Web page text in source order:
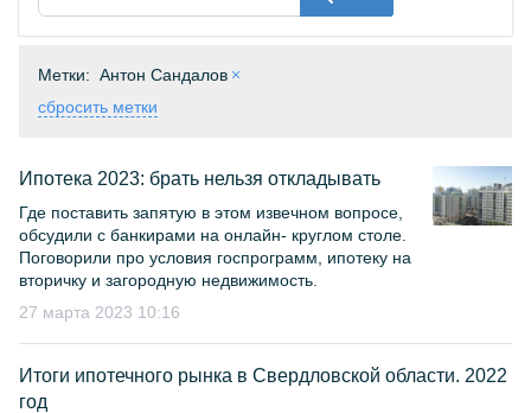
Метки: Антон Сандалов
сбросить метки
Ипотека 2023: брать нельзя откладывать
Где поставить запятую в этом извечном вопросе,
обсудили с банкирами на онлайн- круглом столе.
Поговорили про условия госпрограмм, ипотеку на
вторичку и загородную недвижимость.
27 марта 2023 10:16
Итоги ипотечного рынка в Свердловской области. 2022
год